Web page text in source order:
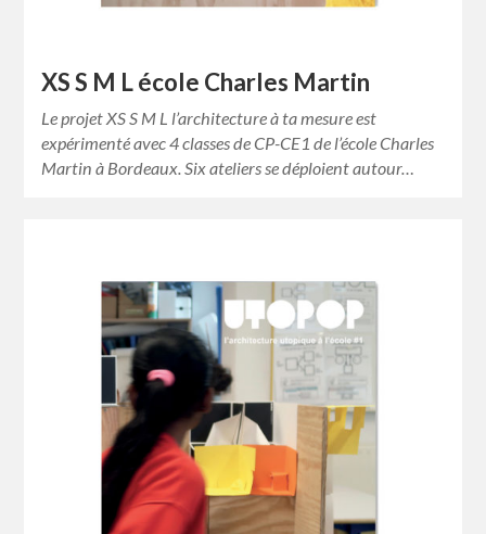
XS S M L école Charles Martin
Le projet XS S M L l’architecture à ta mesure est
expérimenté avec 4 classes de CP-CE1 de l’école Charles
Martin à Bordeaux. Six ateliers se déploient autour…